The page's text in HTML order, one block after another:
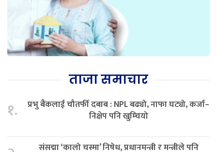
ताजा समाचार
१.
प्रभु बैंकलाई चौतर्फी दबाब : NPL बढ्यो, नाफा घट्यो, कर्जा–
निक्षेप पनि खुम्चियो
संसद्मा ‘कालो चस्मा’ निषेध, प्रधानमन्त्री र मन्त्रीले पनि